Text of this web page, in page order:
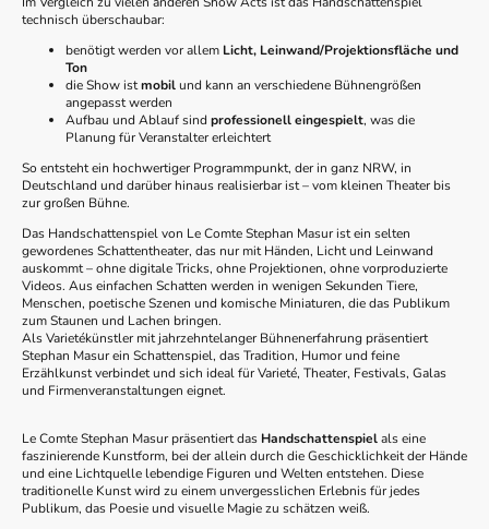
technisch überschaubar:
benötigt werden vor allem Licht, Leinwand/Projektionsfläche und
Ton
die Show istmobilund kann an verschiedene Bühnengrößen
angepasst werden
Aufbau und Ablauf sind professionell eingespielt, was die
Planung für Veranstalter erleichtert
So entsteht ein hochwertiger Programmpunkt, der in ganz NRW, in
Deutschland und darüber hinaus realisierbar ist – vom kleinen Theater bis
zur großen Bühne.
Das Handschattenspiel von Le Comte Stephan Masur ist ein selten
gewordenes Schattentheater, das nur mit Händen, Licht und Leinwand
auskommt – ohne digitale Tricks, ohne Projektionen, ohne vorproduzierte
Videos. Aus einfachen Schatten werden in wenigen Sekunden Tiere,
Menschen, poetische Szenen und komische Miniaturen, die das Publikum
zum Staunen und Lachen bringen.
Als Varietékünstler mit jahrzehntelanger Bühnenerfahrung präsentiert
Stephan Masur ein Schattenspiel, das Tradition, Humor und feine
Erzählkunst verbindet und sich ideal für Varieté, Theater, Festivals, Galas
und Firmenveranstaltungen eignet.
Le Comte Stephan Masur präsentiert das Handschattenspielals eine
faszinierende Kunstform, bei der allein durch die Geschicklichkeit der Hände
und eine Lichtquelle lebendige Figuren und Welten entstehen. Diese
traditionelle Kunst wird zu einem unvergesslichen Erlebnis für jedes
Publikum, das Poesie und visuelle Magie zu schätzen weiß.